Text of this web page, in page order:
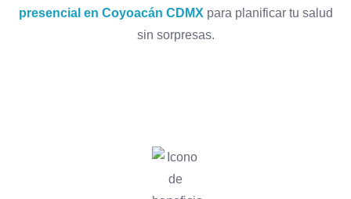
presencial en Coyoacán CDMX para planificar tu salud
sin sorpresas.